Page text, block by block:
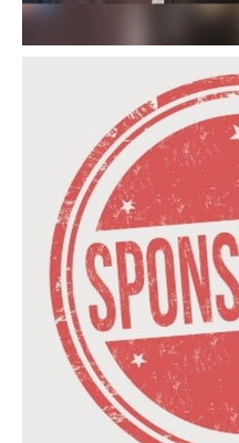
沖縄県 那覇空港 豊見城
港 豊見城市の24時間レ
2023-08-23
カテゴリー SEO対策 導入実
サイト運営・メン
タグ SEO対策 サイト
【SEO対策実績紹介】仙
館 仁寺洞（インサドン）
【SEO対策実績紹介】ジ